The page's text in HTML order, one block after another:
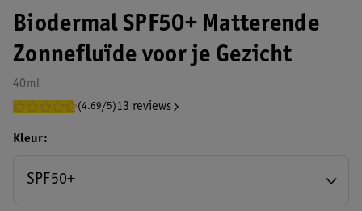
Biodermal SPF50+ Matterende
Zonnefluïde voor je Gezicht
40ml
(4.69/5)13 reviews
Kleur
SPF50+